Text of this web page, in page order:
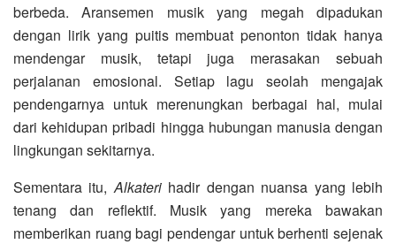
berbeda. Aransemen musik yang megah dipadukan
dengan lirik yang puitis membuat penonton tidak hanya
mendengar musik, tetapi juga merasakan sebuah
perjalanan emosional. Setiap lagu seolah mengajak
pendengarnya untuk merenungkan berbagai hal, mulai
dari kehidupan pribadi hingga hubungan manusia dengan
lingkungan sekitarnya.
Sementara itu,Alkaterihadir dengan nuansa yang lebih
tenang dan reflektif. Musik yang mereka bawakan
memberikan ruang bagi pendengar untuk berhenti sejenak